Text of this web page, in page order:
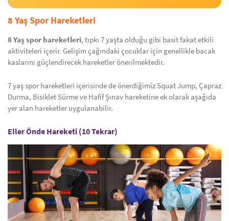
8 Yaş Spor Hareketleri
8 Yaş spor hareketleri, tıpkı 7 yaşta olduğu gibi basit fakat etkili
aktiviteleri içerir. Gelişim çağındaki çocuklar için genellikle bacak
kaslarını güçlendirecek hareketler önerilmektedir.
7 yaş spor hareketleri içerisinde de önerdiğimiz Squat Jump, Çapraz
Durma, Bisiklet Sürme ve Hafif Şınav hareketine ek olarak aşağıda
yer alan hareketler uygulanabilir.
Eller Önde Hareketi (10 Tekrar)